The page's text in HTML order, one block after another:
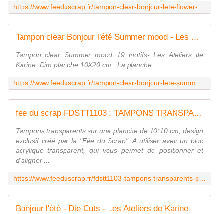
Tampon clear Bonjour l'été Summer mood - Les Ateliers de Karine
Tampon clear Summer mood 19 motifs- Les Ateliers de
Karine. Dim planche 10X20 cm . La planche :
fee du scrap FDSTT1103 : TAMPONS TRANSPARENTS PHRASES
Tampons transparents sur une planche de 10*10 cm, design
exclusif créé par la "Fée du Scrap". A utiliser avec un bloc
acrylique transparent, qui vous permet de positionner et
d'aligner ...
Bonjour l'été - Die Cuts - Les Ateliers de Karine